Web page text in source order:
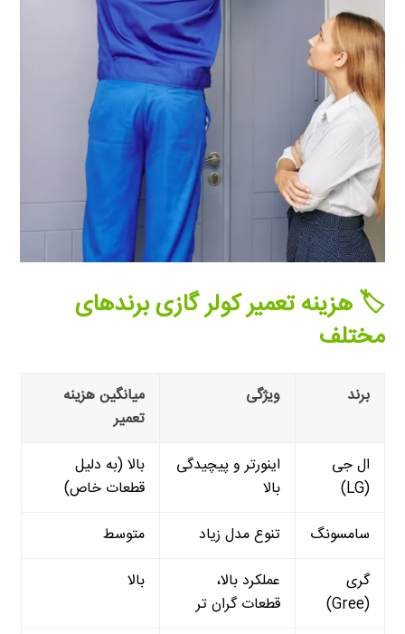
🏷️ هزینه تعمیر کولر گازی برندهای
مختلف
برند ویژگی
میانگین هزینه
تعمیر
ال جی
(LG)
اینورتر و پیچیدگی
بالا
بالا (به دلیل
قطعات خاص)
سامسونگ
تنوع مدل زیاد
متوسط
گری
(Gree)
عملکرد بالا،
قطعات گران تر
بالا